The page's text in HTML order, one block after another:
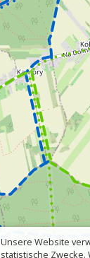
Unsere Website
statistische Zwecke.